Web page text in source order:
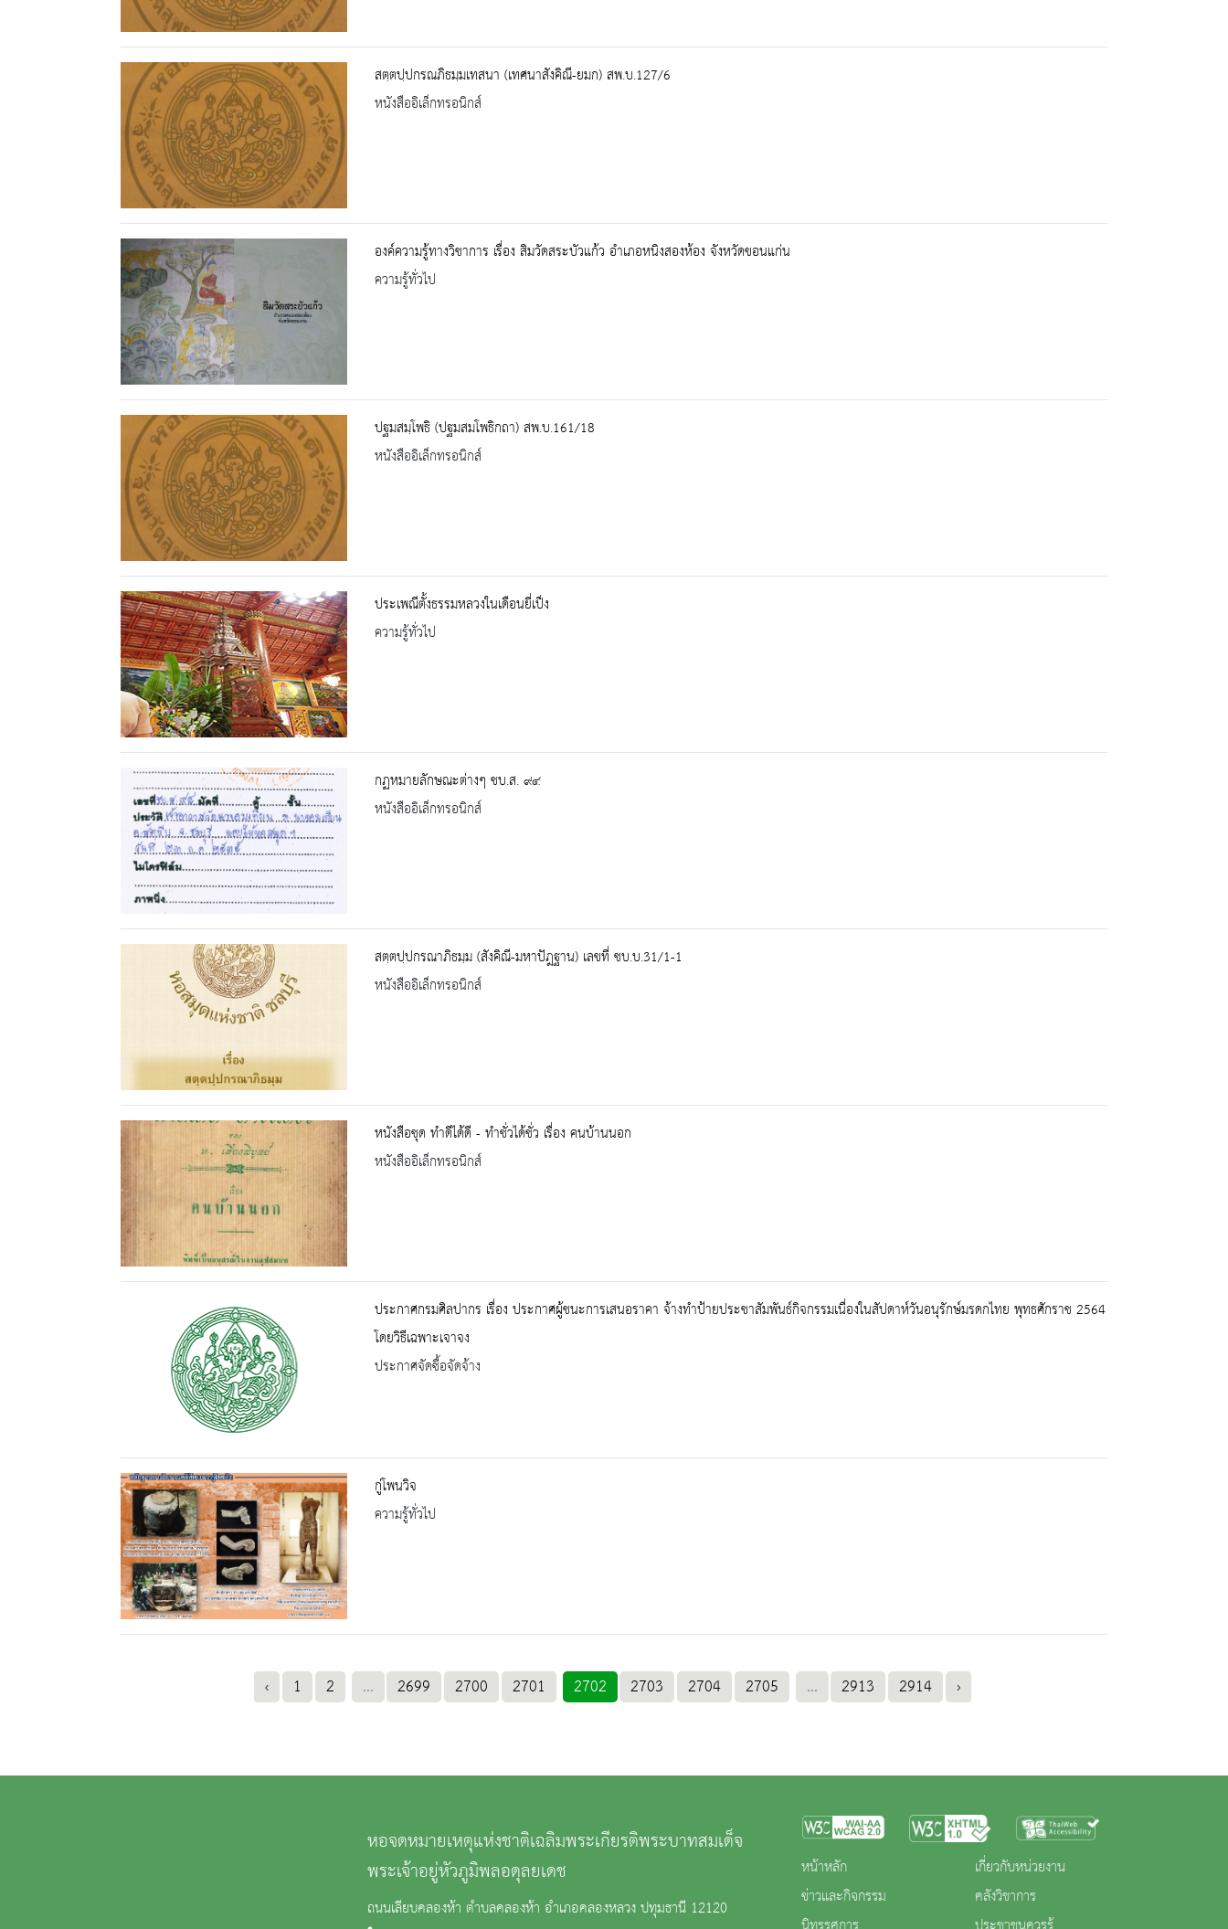
สตฺตปฺปกรณภิธมฺมเทสนา (เทศนาสังคิณี-ยมก) สพ.บ.127/6
หนังสืออิเล็กทรอนิกส์
องค์ความรู้ทางวิชาการ เรื่อง สิมวัดสระบัวแก้ว อำเภอหนิงสองห้อง จังหวัดขอนแก่น
ความรู้ทั่วไป
ปฐมสมฺโพธิ (ปฐมสมโพธิกถา) สพ.บ.161/18
หนังสืออิเล็กทรอนิกส์
ประเพณีตั้งธรรมหลวงในเดือนยี่เป็ง
ความรู้ทั่วไป
กฏหมายลักษณะต่างๆ ชบ.ส. ๙๔
หนังสืออิเล็กทรอนิกส์
สตฺตปฺปกรณาภิธมฺม (สังคิณี-มหาปัฎฐาน) เลขที่ ชบ.บ.31/1-1
หนังสืออิเล็กทรอนิกส์
หนังสือชุด ทำดีได้ดี - ทำชั่วได้ชั่ว เรื่อง คนบ้านนอก
หนังสืออิเล็กทรอนิกส์
ประกาศกรมศิลปากร เรื่อง ประกาศผู้ชนะการเสนอราคา จ้างทำป้ายประชาสัมพันธ์กิจกรรมเนื่องในสัปดาห์วันอนุรักษ์มรดกไทย พุทธศักราช 2564
โดยวิธีเฉพาะเจาจง
ประกาศจัดซื้อจัดจ้าง
กู่โพนวิจ
ความรู้ทั่วไป
‹ 1 2 ... 2699 2700 2701 2702 2703 2704 2705 ... 2913 2914 ›
หอจดหมายเหตุแห่งชาติเฉลิมพระเกียรติพระบาทสมเด็จ
พระเจ้าอยู่หัวภูมิพลอดุลยเดช
ถนนเลียบคลองห้า ตำบลคลองห้า อำเภอคลองหลวง ปทุมธานี 12120
หน้าหลัก
ข่าวและกิจกรรม
เกี่ยวกับหน่วยงาน
คลังวิชาการ